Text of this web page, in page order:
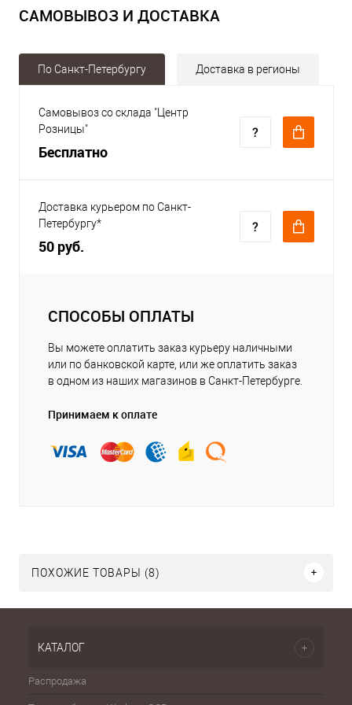
САМОВЫВОЗ И ДОСТАВКА
По Санкт-Петербургу Доставка в регионы
Самовывоз со склада "Центр
Розницы"
Бесплатно
Доставка курьером по Санкт-
Петербургу*
50 руб.
СПОСОБЫ ОПЛАТЫ
Вы можете оплатить заказ курьеру наличными
или по банковской карте, или же оплатить заказ
в одном из наших магазинов в Санкт-Петербурге.
Принимаем к оплате
ПОХОЖИЕ ТОВАРЫ (8)
КАТАЛОГ
Распродажа